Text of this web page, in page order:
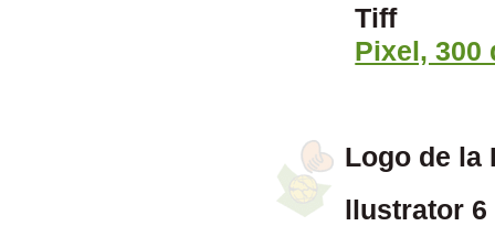
Tiff
Pixel, 300
Logo de la
llustrator 6